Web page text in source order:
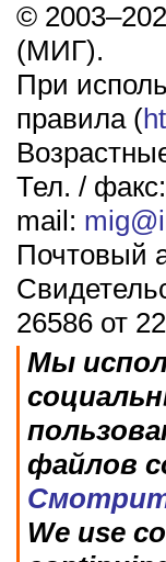
©
(МИГ).
При
правила (
Тел. /
mail:
Почтовый
26586 от
Мы
файлов
We use